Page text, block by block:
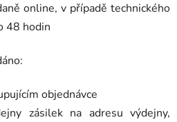
online, v případě technického
48 hodin
objednávce
zásilek na adresu výdejny,